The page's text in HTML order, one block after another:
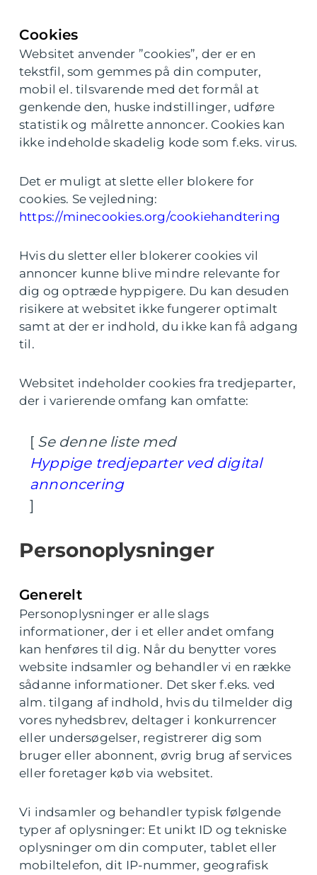
Cookies
Websitet anvender ”cookies”, der er en
tekstfil, som gemmes på din computer,
mobil el. tilsvarende med det formål at
genkende den, huske indstillinger, udføre
statistik og målrette annoncer. Cookies kan
ikke indeholde skadelig kode som f.eks. virus.
Det er muligt at slette eller blokere for
cookies. Se vejledning:
https://minecookies.org/cookiehandtering
Hvis du sletter eller blokerer cookies vil
annoncer kunne blive mindre relevante for
dig og optræde hyppigere. Du kan desuden
risikere at websitet ikke fungerer optimalt
samt at der er indhold, du ikke kan få adgang
til.
Websitet indeholder cookies fra tredjeparter,
der i varierende omfang kan omfatte:
[ Se denne liste med
Hyppige tredjeparter ved digital
annoncering
]
Personoplysninger
Generelt
Personoplysninger er alle slags
informationer, der i et eller andet omfang
kan henføres til dig. Når du benytter vores
website indsamler og behandler vi en række
sådanne informationer. Det sker f.eks. ved
alm. tilgang af indhold, hvis du tilmelder dig
vores nyhedsbrev, deltager i konkurrencer
eller undersøgelser, registrerer dig som
bruger eller abonnent, øvrig brug af services
eller foretager køb via websitet.
Vi indsamler og behandler typisk følgende
typer af oplysninger: Et unikt ID og tekniske
oplysninger om din computer, tablet eller
mobiltelefon, dit IP-nummer, geografisk